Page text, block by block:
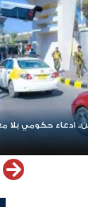
ادعاء حكومي بلا